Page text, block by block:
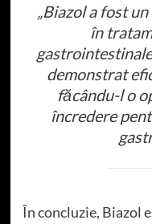
„Biazol a fost
în
demonstrat
făcându-l o
încredere
În concluzie, Biazol